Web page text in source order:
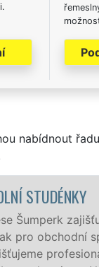
nabídnout